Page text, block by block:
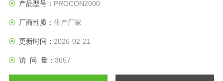
产品型号： PROCON2000
厂商性质： 生产厂家
更新时间： 2026-02-21
访 问 量： 3657